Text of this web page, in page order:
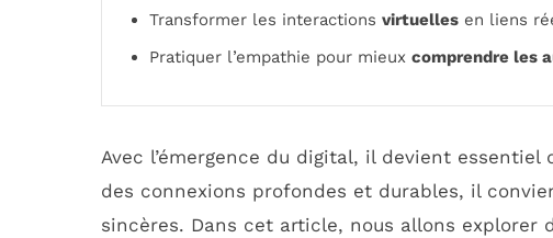
Transformer les interactions virtuelles en liens
Pratiquer l’empathie pour mieux comprendre les
Avec l’émergence du digital, il devient essentiel
des connexions profondes et durables, il
sincères. Dans cet article, nous allons explorer